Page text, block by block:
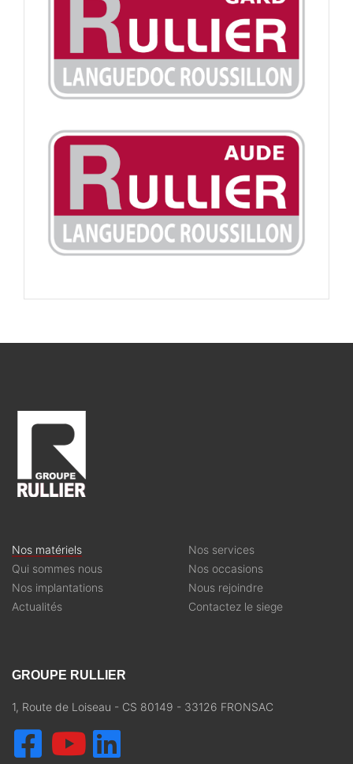
Nos matériels
Qui sommes nous
Nos implantations
Actualités
Nos services
Nos occasions
Nous rejoindre
Contactez le siege
GROUPE RULLIER
1, Route de Loiseau - CS 80149 - 33126 FRONSAC